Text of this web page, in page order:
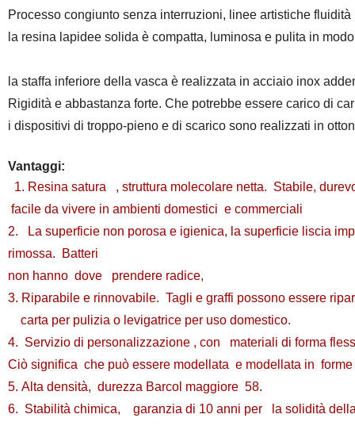
Processo congiunto senza interruzioni, linee artistiche
la resina lapidee solida è compatta, luminosa e pulita in
la staffa inferiore della vasca è realizzata in acciaio inox
Rigidità e abbastanza forte. Che potrebbe essere carico di
i dispositivi di troppo-pieno e di scarico sono realizzati in
Vantaggi:
1. Resina satura , struttura molecolare netta. Stabile,
facile da vivere in ambienti domestici e commerciali
2.
La superficie non porosa e igienica, la superficie liscia
rimossa. Batteri
non hanno dove
prendere radice,
3. Riparabile e rinnovabile. Tagli e graffi possono essere
carta per pulizia o levigatrice per uso domestico.
4. Servizio di personalizzazione , con materiali di forma
Ciò significa che può essere modellata e modellata in
5. Alta densità, durezza Barcol maggiore 58.
6. Stabilità chimica, garanzia di 10 anni per la solidità